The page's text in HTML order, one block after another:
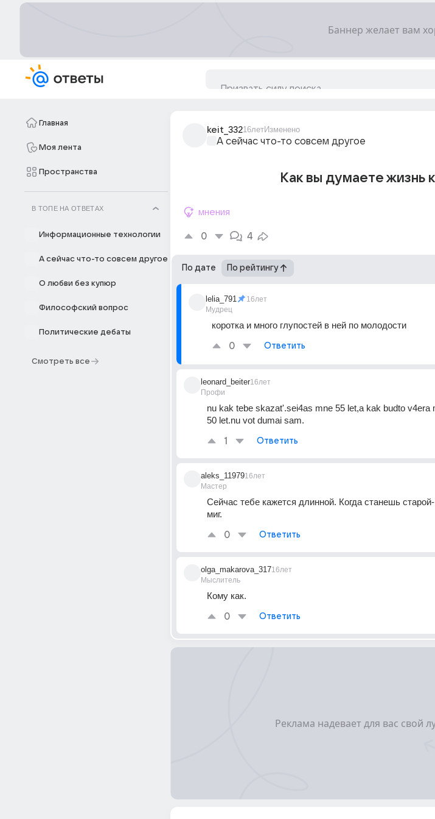
Главная
Моя лента
Пространства
В ТОПЕ НА ОТВЕТАХ
Информационные технологии
А сейчас что-то совсем другое
О любви без купюр
Философский вопрос
Политические дебаты
Смотреть все
keit_33216летИзменено
А сейчас что-то совсем другое
Как вы думаете жизнь
мнения
0 4
По дате По рейтингу
lelia_791
Мудрец
16лет
коротка и много глупостей в ней по молодости
0 Ответить
leonard_beiter
Профи
16лет
nu kak tebe skazat'.sei4as mne 55 let,a kak budto v4era
50 let.nu vot dumai sam.
1 Ответить
aleks_11979
Мастер
16лет
Сейчас тебе кажется длинной. Когда станешь
миг.
0 Ответить
olga_makarova_317
Мыслитель
16лет
Кому как.
0 Ответить